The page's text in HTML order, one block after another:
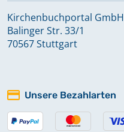
Kirchenbuchportal GmbH
Balinger Str. 33/1
70567 Stuttgart
Unsere Bezahlarten